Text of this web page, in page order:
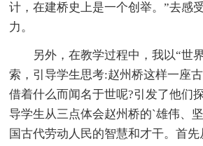
计，在建桥史上是一个创举。”去感
力。
另外，在教学过程中，我以“世
索，引导学生思考:赵州桥这样一座
借着什么而闻名于世呢?引发了他们
导学生从三点体会赵州桥的`雄伟、
国古代劳动人民的智慧和才干。首先